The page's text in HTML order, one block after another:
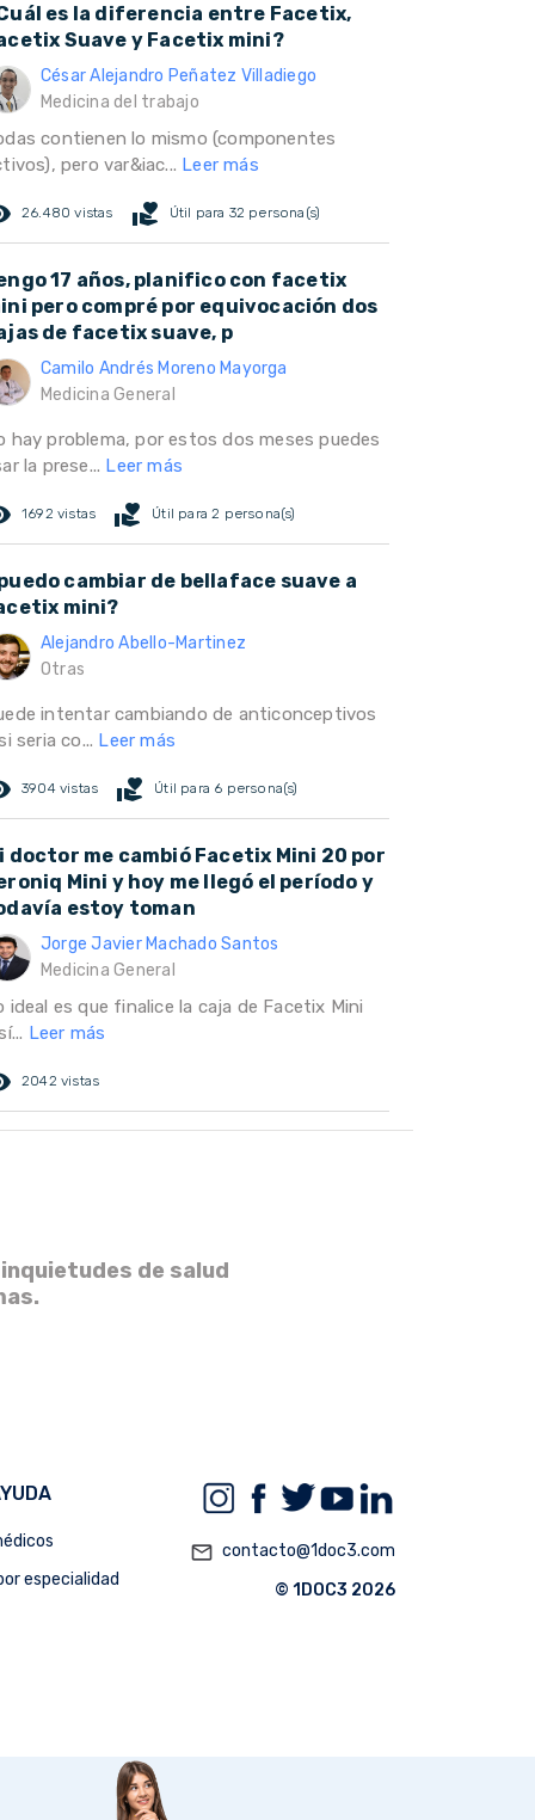
es la diferencia entre Facetix,
Suave y Facetix mini?
César Alejandro Peñatez Villadiego
Medicina del trabajo
contienen lo mismo (componentes
pero var&iac... Leer más
26.480 vistas volunteer_activism Útil para 32 persona(s)
17 años, planifico con facetix
pero compré por equivocación dos
de facetix suave, p
Camilo Andrés Moreno Mayorga
Medicina General
hay problema, por estos dos meses puedes
la prese... Leer más
1692 vistas volunteer_activism Útil para 2 persona(s)
cambiar de bellaface suave a
mini?
Alejandro Abello-Martinez
Otras
intentar cambiando de anticonceptivos
seria co... Leer más
3904 vistas volunteer_activism Útil para 6 persona(s)
doctor me cambió Facetix Mini 20 por
Mini y hoy me llegó el período y
estoy toman
Jorge Javier Machado Santos
Medicina General
ideal es que finalice la caja de Facetix Mini
Leer más
2042 vistas
de salud
especialidad
mail_outline contacto@1doc3.com
© 1DOC3 2026